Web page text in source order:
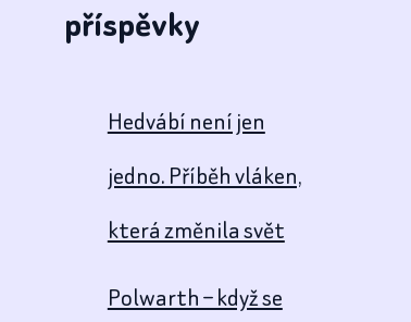
příspěvky
Hedvábí není jen
jedno. Příběh vláken,
která změnila svět
Polwarth – když se